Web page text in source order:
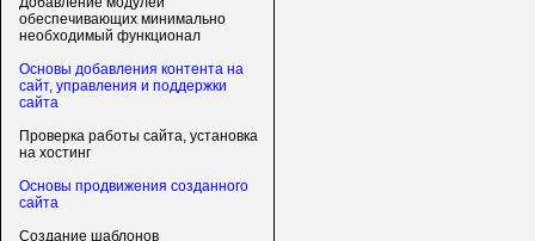
обеспечивающих минимально
необходимый функционал
Основы добавления контента на
сайт, управления и поддержки
сайта
Проверка работы сайта, установка
на хостинг
Основы продвижения созданного
сайта
Создание шаблонов